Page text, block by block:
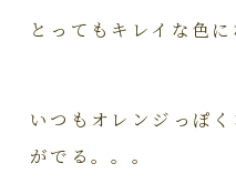
とってもキレイな色に
いつもオレンジっぽ
がでる。。。